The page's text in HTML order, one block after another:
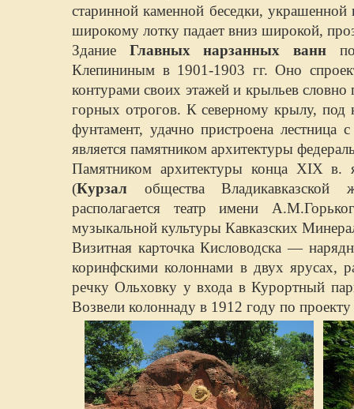
старинной каменной беседки,
широкому лотку падает вниз широкой,
Здание Главных нарзанных ванн
Клепининым в 1901-1903 гг. Оно
контурами своих этажей и крыльев словно
горных отрогов. К северному крылу, под
фунтамент, удачно пристроена
является памятником архитектуры
Памятником архитектуры конца XIX в.
(Курзал общества Владикавказской
располагается театр имени
музыкальной культуры Кавказских
Визитная карточка Кисловодска —
коринфскими колоннами в двух ярусах,
речку Ольховку у входа в Курортный
Возвели колоннаду в 1912 году по